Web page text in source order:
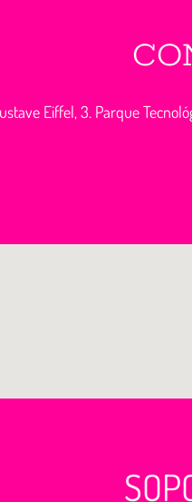
Eiffel, 3. Parque